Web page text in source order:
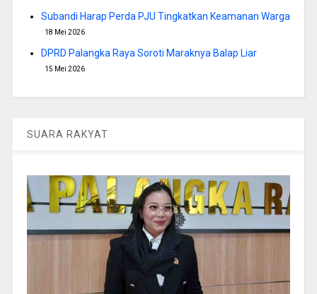
Subandi Harap Perda PJU Tingkatkan Keamanan Warga
18 Mei 2026
DPRD Palangka Raya Soroti Maraknya Balap Liar
15 Mei 2026
SUARA RAKYAT